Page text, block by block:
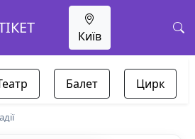
Київ
Балет Цирк